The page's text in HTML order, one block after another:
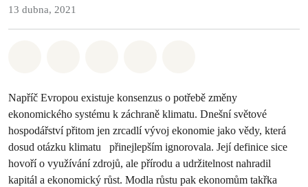
13 dubna, 2021
Napříč Evropou existuje konsenzus o potřebě změny
ekonomického systému k záchraně klimatu. Dnešní světové
hospodářství přitom jen zrcadlí vývoj ekonomie jako vědy, která
dosud otázku klimatu přinejlepším ignorovala. Její definice sice
hovoří o využívání zdrojů, ale přírodu a udržitelnost nahradil
kapitál a ekonomický růst. Modla růstu pak ekonomům takřka